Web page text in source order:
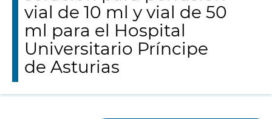
vial de 10 ml y vial de 50
ml para el Hospital
Universitario Príncipe
de Asturias